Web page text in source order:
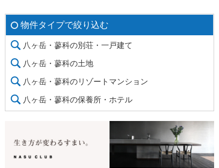
物件タイプで絞り込む
八ヶ岳・蓼科の別荘・一戸建て
八ヶ岳・蓼科の土地
八ヶ岳・蓼科のリゾートマンション
八ヶ岳・蓼科の保養所・ホテル